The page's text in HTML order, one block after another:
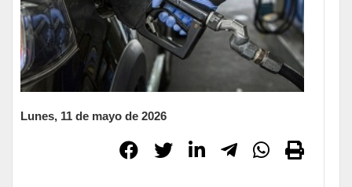
Lunes, 11 de mayo de 2026